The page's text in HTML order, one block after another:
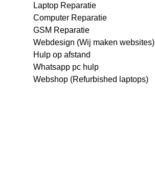
Laptop Reparatie
Computer Reparatie
GSM Reparatie
Webdesign (Wij maken websites)
Hulp op afstand
Whatsapp pc hulp
Webshop (Refurbished laptops)